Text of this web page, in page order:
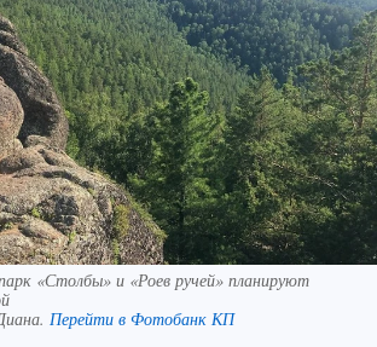
«Столбы» и «Роев ручей» планируют
Перейти в Фотобанк КП